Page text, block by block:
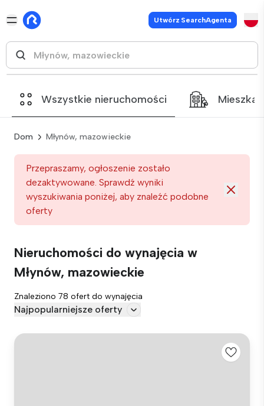
Utwórz SearchAgenta
Wszystkie nieruchomości
Dom Młynów, mazowieckie
Przepraszamy, ogłoszenie zostało
dezaktywowane. Sprawdź wyniki
wyszukiwania poniżej, aby znaleźć podobne
oferty
Nieruchomości do wynajęcia w
Młynów, mazowieckie
Znaleziono 78 ofert do wynajęcia
Najpopularniejsze oferty